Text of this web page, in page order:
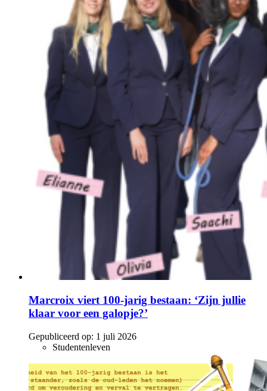
Marcroix viert 100-jarig bestaan: ‘Zijn jullie
klaar voor een galopje?’
Gepubliceerd op: 1 juli 2026
Studentenleven